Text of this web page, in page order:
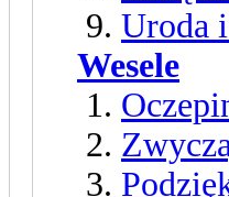
Uroda
Wesele